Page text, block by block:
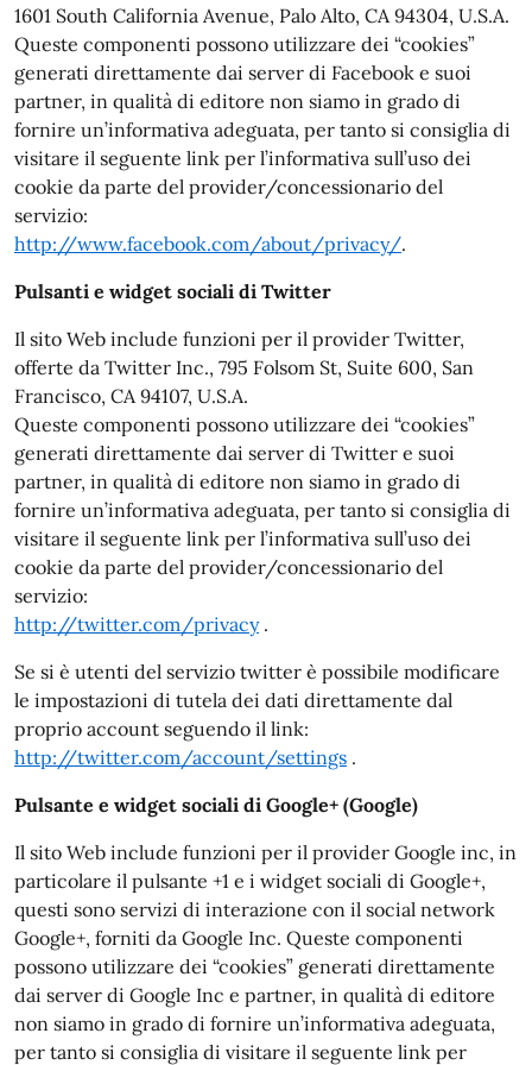
1601 South California Avenue, Palo Alto, CA 94304, U.S.A.
Queste componenti possono utilizzare dei “cookies”
generati direttamente dai server di Facebook e suoi
partner, in qualità di editore non siamo in grado di
fornire un’informativa adeguata, per tanto si consiglia di
visitare il seguente link per l’informativa sull’uso dei
cookie da parte del provider/concessionario del
servizio:
http://www.facebook.com/about/privacy/.
Pulsanti e widget sociali di Twitter
Il sito Web include funzioni per il provider Twitter,
offerte da Twitter Inc., 795 Folsom St, Suite 600, San
Francisco, CA 94107, U.S.A.
Queste componenti possono utilizzare dei “cookies”
generati direttamente dai server di Twitter e suoi
partner, in qualità di editore non siamo in grado di
fornire un’informativa adeguata, per tanto si consiglia di
visitare il seguente link per l’informativa sull’uso dei
cookie da parte del provider/concessionario del
servizio:
http://twitter.com/privacy.
Se si è utenti del servizio twitter è possibile modificare
le impostazioni di tutela dei dati direttamente dal
proprio account seguendo il link:
http://twitter.com/account/settings .
Pulsante e widget sociali di Google+ (Google)
Il sito Web include funzioni per il provider Google inc, in
particolare il pulsante +1 e i widget sociali di Google+,
questi sono servizi di interazione con il social network
Google+, forniti da Google Inc. Queste componenti
possono utilizzare dei “cookies” generati direttamente
dai server di Google Inc e partner, in qualità di editore
non siamo in grado di fornire un’informativa adeguata,
per tanto si consiglia di visitare il seguente link per